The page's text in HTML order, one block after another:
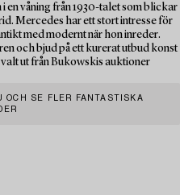
en våning från 1930-talet som blickar
Mercedes har ett stort intresse för
med modernt när hon inreder.
och bjud på ett kurerat utbud konst
ut från Bukowskis auktioner
OCH SE FLER FANTASTISKA